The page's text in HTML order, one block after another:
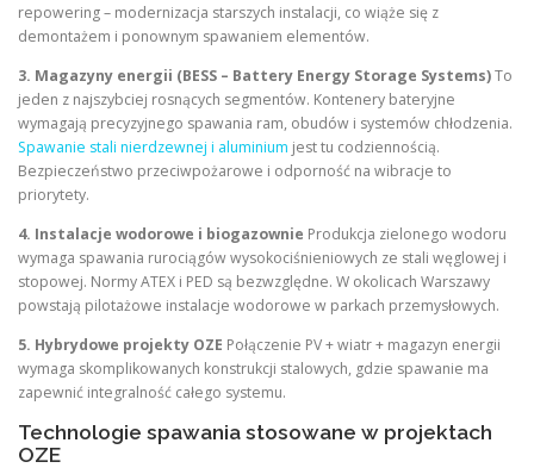
repowering – modernizacja starszych instalacji, co wiąże się z
demontażem i ponownym spawaniem elementów.
3. Magazyny energii (BESS – Battery Energy Storage Systems)To
jeden z najszybciej rosnących segmentów. Kontenery bateryjne
wymagają precyzyjnego spawania ram, obudów i systemów chłodzenia.
Spawanie stali nierdzewnej i aluminium jest tu codziennością.
Bezpieczeństwo przeciwpożarowe i odporność na wibracje to
priorytety.
4. Instalacje wodorowe i biogazownie Produkcja zielonego wodoru
wymaga spawania rurociągów wysokociśnieniowych ze stali węglowej i
stopowej. Normy ATEX i PED są bezwzględne. W okolicach Warszawy
powstają pilotażowe instalacje wodorowe w parkach przemysłowych.
5. Hybrydowe projekty OZE Połączenie PV + wiatr + magazyn energii
wymaga skomplikowanych konstrukcji stalowych, gdzie spawanie ma
zapewnić integralność całego systemu.
Technologie spawania stosowane w projektach
OZE